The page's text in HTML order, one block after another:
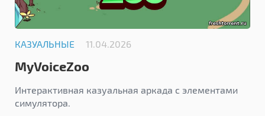
КАЗУАЛЬНЫЕ 11.04.2026
MyVoiceZoo
Интерактивная казуальная аркада с элементами
симулятора.